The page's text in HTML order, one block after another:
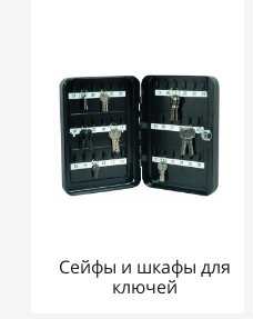
Сейфы и шкафы для
ключей